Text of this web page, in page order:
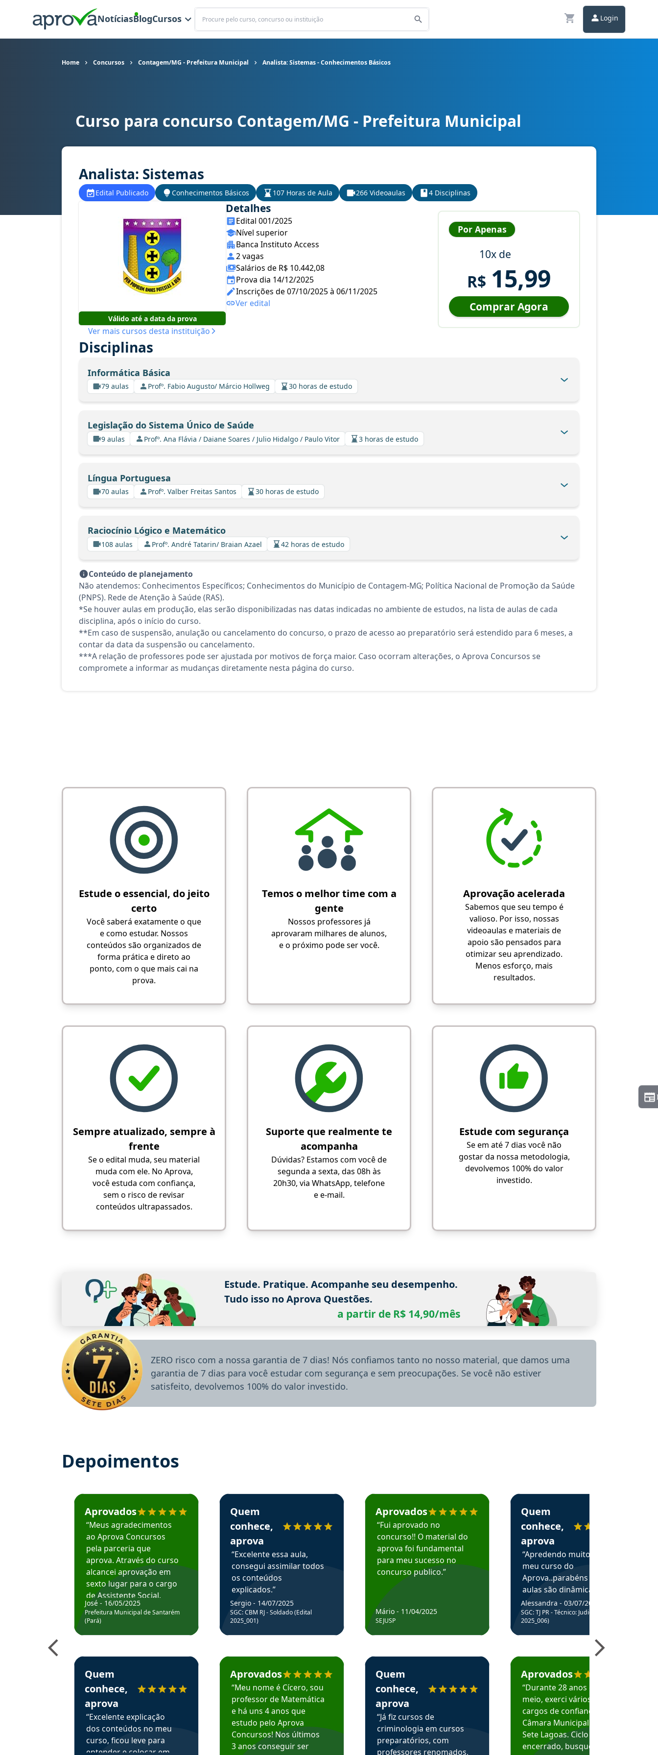
NotíciasBlogCursos
Buscar
Login
Home Concursos Contagem/MG - Prefeitura Municipal Analista: Sistemas - Conhecimentos Básicos
Curso para concurso Contagem/MG - Prefeitura Municipal cargo Analista: Sistemas - Conhecimentos Básicos
Curso para concurso Contagem/MG - Prefeitura Municipal
Analista: Sistemas
Edital Publicado Conhecimentos Básicos 107 Horas de Aula 266 Videoaulas 4 Disciplinas
Válido até a data da prova
Ver mais cursos desta instituição
Detalhes
Edital 001/2025
Nível superior
Banca Instituto Access
2 vagas
Salários de R$ 10.442,08
Prova dia 14/12/2025
Inscrições de 07/10/2025 à 06/11/2025
Ver edital
Por Apenas
10x de
R$ 15,99
Comprar Agora
Disciplinas
Informática Básica
79 aulas Profº. Fabio Augusto/ Márcio Hollweg 30 horas de estudo
Legislação do Sistema Único de Saúde
9 aulas Profº. Ana Flávia / Daiane Soares / Julio Hidalgo / Paulo Vitor 3 horas de estudo
Língua Portuguesa
70 aulas Profº. Valber Freitas Santos 30 horas de estudo
Raciocínio Lógico e Matemático
108 aulas Profº. André Tatarin/ Braian Azael 42 horas de estudo
Conteúdo de planejamento
Não atendemos: Conhecimentos Específicos; Conhecimentos do Município de Contagem-MG; Política Nacional de Promoção da Saúde
(PNPS). Rede de Atenção à Saúde (RAS).
*Se houver aulas em produção, elas serão disponibilizadas nas datas indicadas no ambiente de estudos, na lista de aulas de cada
disciplina, após o início do curso.
**Em caso de suspensão, anulação ou cancelamento do concurso, o prazo de acesso ao preparatório será estendido para 6 meses, a
contar da data da suspensão ou cancelamento.
***A relação de professores pode ser ajustada por motivos de força maior. Caso ocorram alterações, o Aprova Concursos se
compromete a informar as mudanças diretamente nesta página do curso.
Estude o essencial, do jeito
certo
Você saberá exatamente o que
e como estudar. Nossos
conteúdos são organizados de
forma prática e direto ao
ponto, com o que mais cai na
prova.
Temos o melhor time com a
gente
Nossos professores já
aprovaram milhares de alunos,
e o próximo pode ser você.
Aprovação acelerada
Sabemos que seu tempo é
valioso. Por isso, nossas
videoaulas e materiais de
apoio são pensados para
otimizar seu aprendizado.
Menos esforço, mais
resultados.
Sempre atualizado, sempre à
frente
Se o edital muda, seu material
muda com ele. No Aprova,
você estuda com confiança,
sem o risco de revisar
conteúdos ultrapassados.
Suporte que realmente te
acompanha
Dúvidas? Estamos com você de
segunda a sexta, das 08h às
20h30, via WhatsApp, telefone
e e-mail.
Estude com segurança
Se em até 7 dias você não
gostar da nossa metodologia,
devolvemos 100% do valor
investido.
Estude. Pratique. Acompanhe seu desempenho.
Tudo isso no Aprova Questões.
a partir de R$ 14,90/mês
ZERO risco com a nossa garantia de 7 dias! Nós confiamos tanto no nosso material, que damos uma
garantia de 7 dias para você estudar com segurança e sem preocupações. Se você não estiver
satisfeito, devolvemos 100% do valor investido.
Depoimentos
Estudante José recomenda o Aprova Concursos em depoimento
Aprovados
“Meus agradecimentos
ao Aprova Concursos
pela parceria que
aprova. Através do curso
alcancei aprovação em
sexto lugar para o cargo
de Assistente Social.
Hoje estou atuando na
Prefeitura de Santarém.
José - 16/05/2025
Prefeitura Municipal de Santarém
(Pará)
Estudante Elais recomenda o Aprova Concursos em depoimento
Quem
conhece,
aprova
“Excelente explicação
dos conteúdos no meu
curso, ficou leve para
entender e colocar em
Estudante Sergio recomenda o Aprova Concursos em depoimento
Quem
conhece,
aprova
“Excelente essa aula,
consegui assimilar todos
os conteúdos
explicados.”
Sergio - 14/07/2025
SGC: CBM RJ - Soldado (Edital
2025_001)
Estudante Cicero recomenda o Aprova Concursos em depoimento
Aprovados
“Meu nome é Cícero, sou
professor de Matemática
e há uns 4 anos que
estudo pelo Aprova
Concursos! Nos últimos
3 anos conseguir ser
Estudante Mário recomenda o Aprova Concursos em depoimento
Aprovados
“Fui aprovado no
concurso!! O material do
aprova foi fundamental
para meu sucesso no
concurso publico.”
Mário - 11/04/2025
SEJUSP
Estudante Henrique recomenda o Aprova Concursos em depoimento
Quem
conhece,
aprova
“Já fiz cursos de
criminologia em cursos
preparatórios, com
professores renomados,
Estudante Alessandra recomenda o Aprova
Quem
conhece,
aprova
“Apredendo muito no
meu curso do
Aprova..parabéns pelas
aulas são dinâmicas e
me ajudam a entender
melhor os assuntos.”
Alessandra - 03/07/2025
SGC: TJ PR - Técnico: Judiciário (Edital
2025_006)
Estudante Caio recomenda o Aprova
Aprovados
“Durante 28 anos e
meio, exerci vários
cargos de confiança na
Câmara Municipal de
Sete Lagoas. Ciclo
encerrado, busquei